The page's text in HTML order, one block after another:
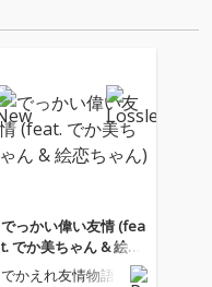
でっかい偉い友情 (fea
t. でか美ちゃん & 絵恋
ちゃん)
でかえれ友情物語